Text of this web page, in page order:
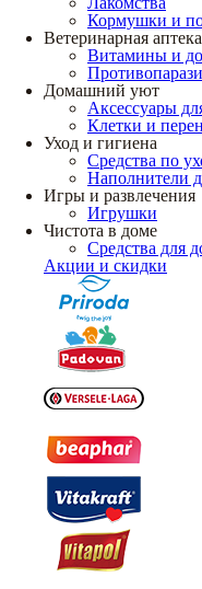
Кормушки и
Ветеринарная аптека
Витамины и
Домашний уют
Аксессуары
Клетки и
Уход и гигиена
Средства по
Наполнители
Игры и развлечения
Игрушки
Чистота в доме
Средства для
Акции и скидки